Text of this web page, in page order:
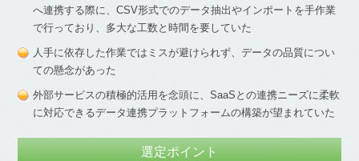
へ連携する際に、CSV形式でのデータ抽出やインポートを手作業
で行っており、多大な工数と時間を要していた
人手に依存した作業ではミスが避けられず、データの品質につい
ての懸念があった
外部サービスの積極的活用を念頭に、SaaSとの連携ニーズに柔軟
に対応できるデータ連携プラットフォームの構築が望まれていた
選定ポイント